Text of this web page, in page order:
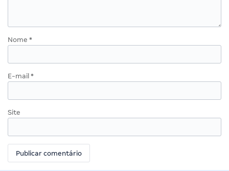
Nome *
E-mail *
Site